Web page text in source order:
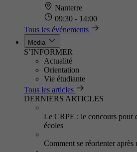
Nanterre
09:30 - 14:00
Tous les événements
Média
S’INFORMER
Actualité
Orientation
Vie étudiante
Tous les articles
DERNIERS ARTICLES
Le CRPE : le concours pour
écoles
Comment se réorienter après